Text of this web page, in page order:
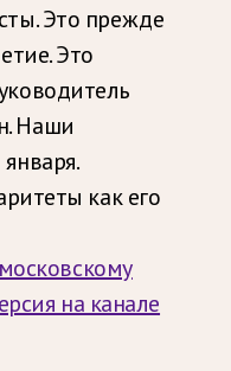
Это прежде
Это
Наши
как его
на канале